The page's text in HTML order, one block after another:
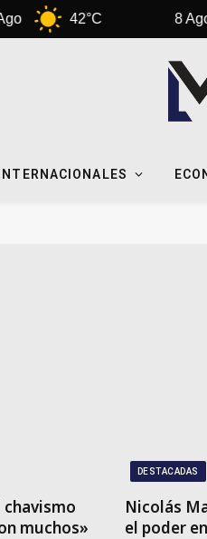
42°C 8 Ago
muchos»
DESTACADAS
Nicolás
el poder